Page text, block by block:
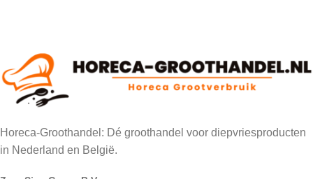
Horeca-Groothandel: Dé groothandel voor diepvriesproducten
in Nederland en België.